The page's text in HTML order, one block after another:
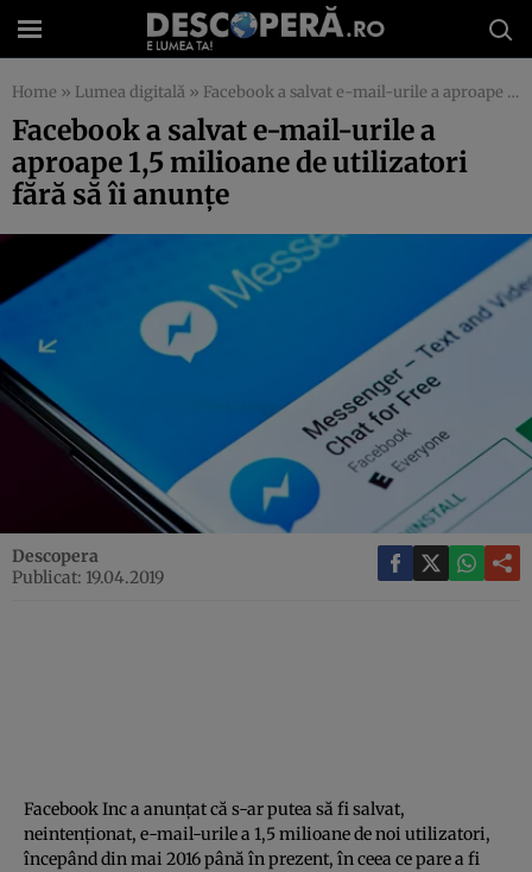
Home » Lumea digitală » Facebook a salvat e-mail-urile a aproape 1,5 milioane de utilizatori fără să îi anunţe
Facebook a salvat e-mail-urile a
aproape 1,5 milioane de utilizatori
fără să îi anunţe
Descopera
Publicat: 19.04.2019
Facebook Inc a anunţat că s-ar putea să fi salvat,
neintenţionat, e-mail-urile a 1,5 milioane de noi utilizatori,
începând din mai 2016 până în prezent, în ceea ce pare a fi